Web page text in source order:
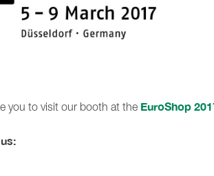
you to visit our booth at the EuroShop